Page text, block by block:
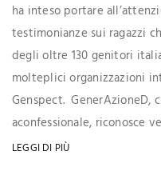
ha inteso portare
testimonianze sui ragazzi
degli oltre 130 genitori
molteplici organizzazioni
Genspect. GenerAzioneD,
aconfessionale, riconosce
LEGGI DI PIÙ